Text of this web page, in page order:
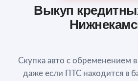
Выкуп
Скупка авто с обременением
даже если ПТС находится в